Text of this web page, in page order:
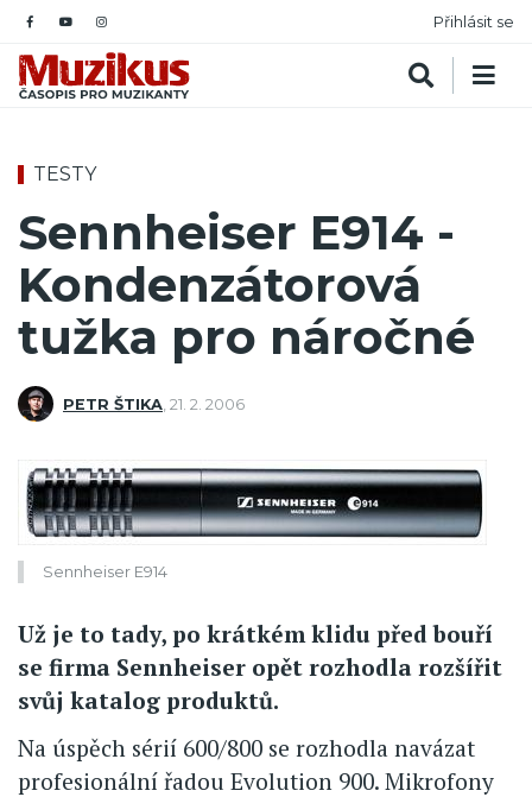
Přihlásit se
TESTY
Sennheiser E914 -
Kondenzátorová
tužka pro náročné
PETR ŠTIKA 21. 2. 2006
Sennheiser E914
Už je to tady, po krátkém klidu před bouří
se firma Sennheiser opět rozhodla rozšířit
svůj katalog produktů.
Na úspěch sérií 600/800 se rozhodla navázat
profesionální řadou Evolution 900. Mikrofony